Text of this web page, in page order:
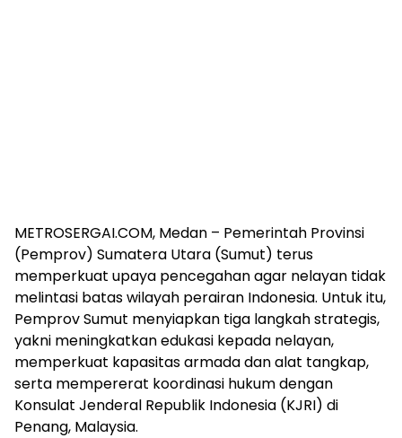
METROSERGAI.COM, Medan – Pemerintah Provinsi
(Pemprov) Sumatera Utara (Sumut) terus
memperkuat upaya pencegahan agar nelayan tidak
melintasi batas wilayah perairan Indonesia. Untuk itu,
Pemprov Sumut menyiapkan tiga langkah strategis,
yakni meningkatkan edukasi kepada nelayan,
memperkuat kapasitas armada dan alat tangkap,
serta mempererat koordinasi hukum dengan
Konsulat Jenderal Republik Indonesia (KJRI) di
Penang, Malaysia.